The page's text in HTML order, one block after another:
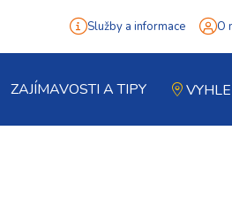
Služby a informace O
ZAJÍMAVOSTI A TIPY